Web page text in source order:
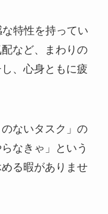
特性を持ってい
など、まわりの
、心身ともに疲
ないタスク」の
なきゃ」という
る暇がありませ